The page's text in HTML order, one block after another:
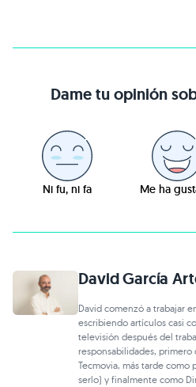
Dame tu opinión
Ni fu, ni fa Me ha
David García
David comenzó a trabajar
escribiendo artículos casi
televisión después del
responsabilidades,
Tecmovia, más tarde
serlo) y finalmente como